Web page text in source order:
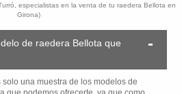
especialistas en la venta de tu raedera Bellota en
Girona)
de raedera Bellota que
una muestra de los modelos de